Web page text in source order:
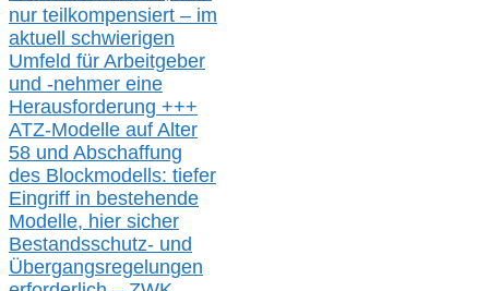
nur teilkompensiert – im
aktuell schwierigen
Umfeld für Arbeitgeber
und -nehmer eine
Herausforderung +++
ATZ-Modelle auf Alter
58 und Abschaffung
des Blockmodells: tiefer
Eingriff in bestehende
Modelle, hier sicher
Bestandsschutz- und
Übergangsregelungen